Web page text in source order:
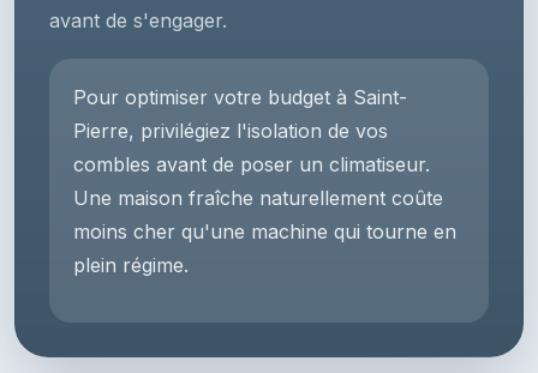
avant de s'engager.
Pour optimiser votre budget à Saint-
Pierre, privilégiez l'isolation de vos
combles avant de poser un climatiseur.
Une maison fraîche naturellement coûte
moins cher qu'une machine qui tourne en
plein régime.